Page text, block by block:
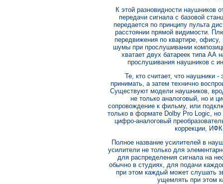
К этой разновидности наушников
передачи сигнала с базовой
передается по принципу пульта
расстоянии прямой видимости.
передвижения по квартире,
шумы при прослушивании
хватает двух батареек типа АА
прослушивания наушников с
Те, кто считает, что наушники
принимать, а затем технично
Существуют модели наушников,
не только аналоговый, но и
сопровождение к фильму, или
только в формате Dolby Pro Logic,
цифро-аналоговый
коррекции,
Полное название усилителей в
усилители не только для
для распределения сигнала на
обычно в студиях, для подачи
при этом каждый может слушать
ущемлять при этом